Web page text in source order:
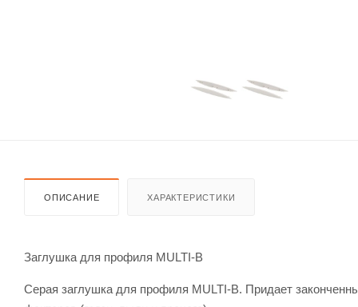
ОПИСАНИЕ ХАРАКТЕРИСТИКИ
Заглушка для профиля MULTI-B
Серая заглушка для профиля MULTI-B. Придает